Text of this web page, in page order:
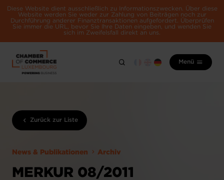
Diese Website dient ausschließlich zu Informationszwecken. Über diese
Website werden Sie weder zur Zahlung von Beiträgen noch zur
Durchführung anderer Finanztransaktionen aufgefordert. Überprüfen
Sie immer die URL, bevor Sie Ihre Daten eingeben, und wenden Sie
sich im Zweifelsfall direkt an uns.
Menü
Zurück zur Liste
News & Publikationen Archiv
MERKUR 08/2011